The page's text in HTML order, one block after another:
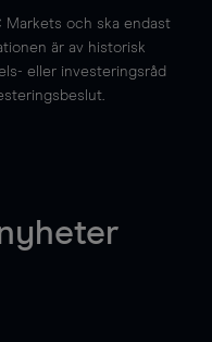
Markets och ska endast
är av historisk
eller investeringsråd